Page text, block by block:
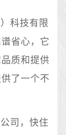
科技有限
省心，它
质和提供
了一个不
司，快住